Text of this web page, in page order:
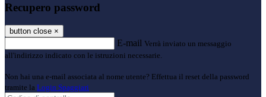
Recupero password
button close ×
E-mail Verrà inviato un messaggio
all'indirizzo indicato con le istruzioni necessarie.
Non hai una e-mail associata al nome utente? Effettua il reset della password
tramite la Login Spaggiari